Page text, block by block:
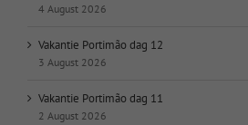
4 August 2026
Vakantie Portimão dag 12
3 August 2026
Vakantie Portimão dag 11
2 August 2026